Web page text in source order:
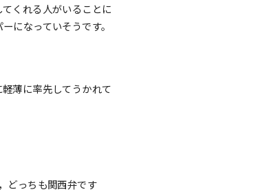
くれる人がいることに
になっていそうです。
薄に率先してうかれて
どっちも関西弁です